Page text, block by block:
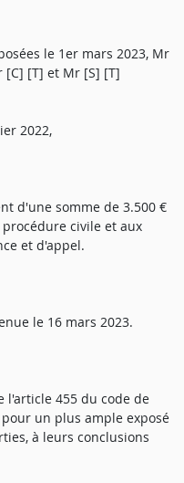
le 1er mars 2023, Mr
[C] [T] et Mr [S] [T]
2022,
d'une somme de 3.500 €
civile et aux
et d'appel.
le 16 mars 2023.
l'article 455 du code de
un plus ample exposé
à leurs conclusions